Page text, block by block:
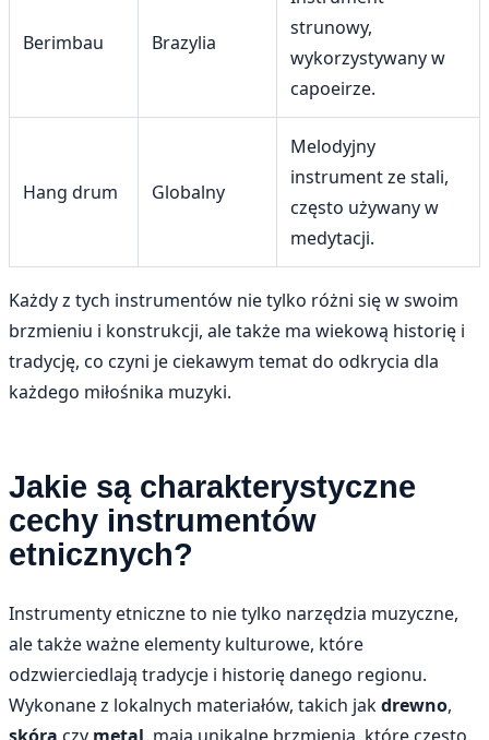
Berimbau Brazylia
strunowy,
wykorzystywany w
capoeirze.
Hang drum Globalny
Melodyjny
instrument ze stali,
często używany w
medytacji.
Każdy z tych instrumentów nie tylko różni się w swoim
brzmieniu i konstrukcji, ale także ma wiekową historię i
tradycję, co czyni je ciekawym temat do odkrycia dla
każdego miłośnika muzyki.
Jakie są charakterystyczne
cechy instrumentów
etnicznych?
Instrumenty etniczne to nie tylko narzędzia muzyczne,
ale także ważne elementy kulturowe, które
odzwierciedlają tradycje i historię danego regionu.
Wykonane z lokalnych materiałów, takich jakdrewno,